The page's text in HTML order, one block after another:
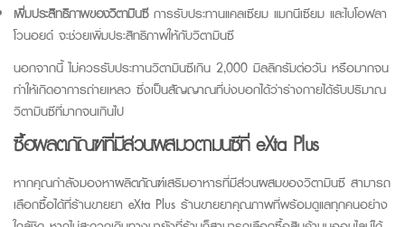
เพิ่มประสิทธิภาพของวิตามินซีการรับประทานแคลเซียม แมกนีเซียม และไบโอฟลา
โวนอยด์ จะช่วยเพิ่มประสิทธิภาพให้กับวิตามินซี
นอกจากนี้ ไม่ควรรับประทานวิตามินซีเกิน 2,000 มิลลิกรัมต่อวัน หรือมากจน
ทำให้เกิดอาการถ่ายเหลว ซึ่งเป็นสัญญาณที่บ่งบอกได้ว่าร่างกายได้รับปริมาณ
วิตามินซีที่มากจนเกินไป
ซื้อผลิตภัณฑ์ที่มีส่วนผสมวิตามินซีที่ eXta Plus
หากคุณกำลังมองหาผลิตภัณฑ์เสริมอาหารที่มีส่วนผสมของวิตามินซี สามารถ
เลือกซื้อได้ที่ร้านขายยา eXta Plus ร้านขายยาคุณภาพที่พร้อมดูแลทุกคนอย่าง